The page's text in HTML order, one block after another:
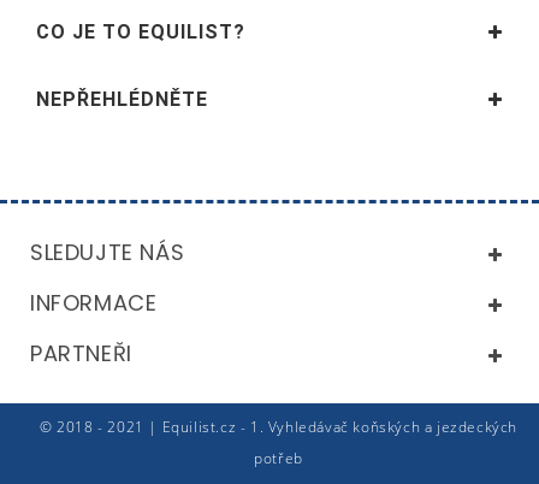
CO JE TO EQUILIST?
NEPŘEHLÉDNĚTE
SLEDUJTE NÁS
INFORMACE
PARTNEŘI
© 2018 - 2021 | Equilist.cz - 1. Vyhledávač koňských a jezdeckých
potřeb